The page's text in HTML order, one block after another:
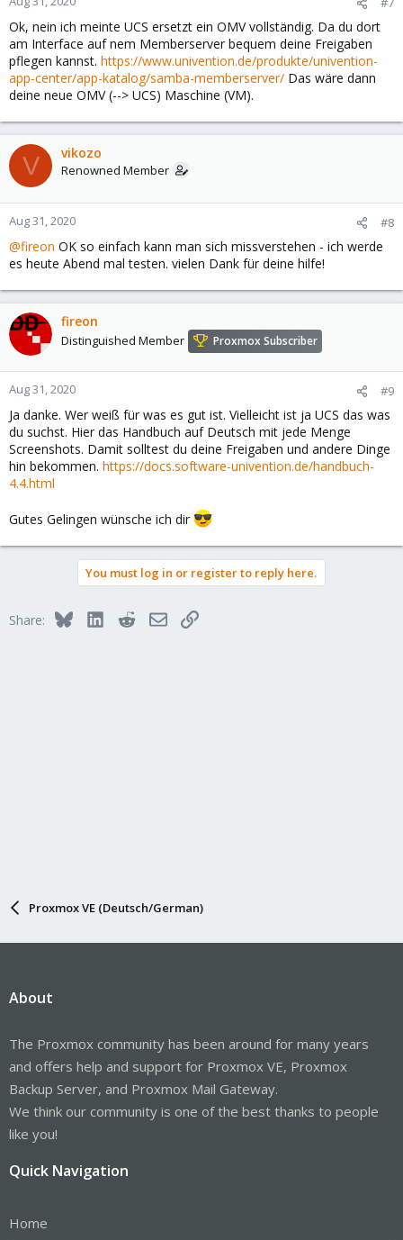
:Ok, nein ich meinte UCS ersetzt ein OMV vollständig. Da du dort
am Interface auf nem Memberserver bequem deine Freigaben
pflegen kannst. https://www.univention.de/produkte/univention-
app-center/app-katalog/samba-memberserver/ Das wäre dann
deine neue OMV (--> UCS) Maschine (VM).
V vikozo
Renowned Member
Aug 31, 2020 #8
@fireon OK so einfach kann man sich missverstehen - ich werde
es heute Abend mal testen. vielen Dank für deine hilfe!
fireon
Distinguished Member Proxmox Subscriber
Aug 31, 2020 #9
Ja danke. Wer weiß für was es gut ist. Vielleicht ist ja UCS das was
du suchst. Hier das Handbuch auf Deutsch mit jede Menge
Screenshots. Damit solltest du deine Freigaben und andere Dinge
hin bekommen. https://docs.software-univention.de/handbuch-
4.4.html
Gutes Gelingen wünsche ich dir
You must log in or register to reply here.
Share: BlueskyLinkedInRedditEmailLink
Proxmox VE (Deutsch/German)
About
The Proxmox community has been around for many years
and offers help and support for Proxmox VE, Proxmox
Backup Server, and Proxmox Mail Gateway.
We think our community is one of the best thanks to people
like you!
Quick Navigation
Home